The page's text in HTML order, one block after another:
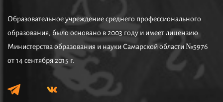
Образовательное учреждение среднего профессионального
образования, было основано в 2003 году и имеет лицензию
Министерства образования и науки Самарской области №5976
от 14 сентября 2015 г.